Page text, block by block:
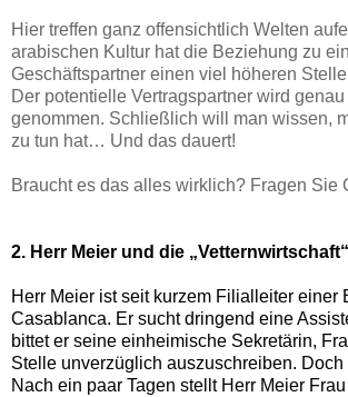
Hier treffen ganz offensichtlich Welten
arabischen Kultur hat die Beziehung zu
Geschäftspartner einen viel höheren
Der potentielle Vertragspartner wird
genommen. Schließlich will man wissen,
zu tun hat… Und das dauert!
Braucht es das alles wirklich? Fragen Sie
2. Herr Meier und die „Vetternwirtschaft“
Herr Meier ist seit kurzem Filialleiter einer
Casablanca. Er sucht dringend eine
bittet er seine einheimische Sekretärin,
Stelle unverzüglich auszuschreiben. Doch
Nach ein paar Tagen stellt Herr Meier